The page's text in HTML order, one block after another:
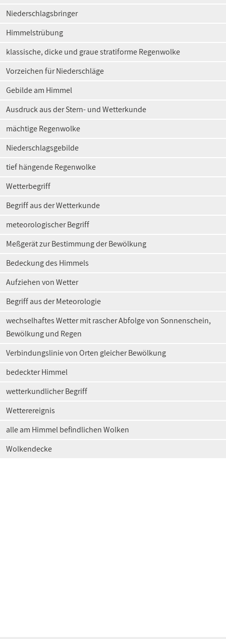
Niederschlagsbringer
Himmelstrübung
klassische, dicke und graue stratiforme Regenwolke
Vorzeichen für Niederschläge
Gebilde am Himmel
Ausdruck aus der Stern- und Wetterkunde
mächtige Regenwolke
Niederschlagsgebilde
tief hängende Regenwolke
Wetterbegriff
Begriff aus der Wetterkunde
meteorologischer Begriff
Meßgerät zur Bestimmung der Bewölkung
Bedeckung des Himmels
Aufziehen von Wetter
Begriff aus der Meteorologie
wechselhaftes Wetter mit rascher Abfolge von Sonnenschein,
Bewölkung und Regen
Verbindungslinie von Orten gleicher Bewölkung
bedeckter Himmel
wetterkundlicher Begriff
Wetterereignis
alle am Himmel befindlichen Wolken
Wolkendecke